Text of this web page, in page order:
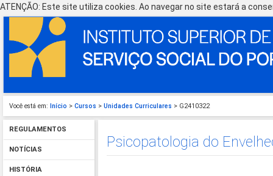
ATENÇÃO: Este site utiliza cookies. Ao navegar no site estará a
Você está em: Início > Cursos > Unidades Curriculares > G2410322
REGULAMENTOS
NOTÍCIAS
HISTÓRIA
Psicopatologia do